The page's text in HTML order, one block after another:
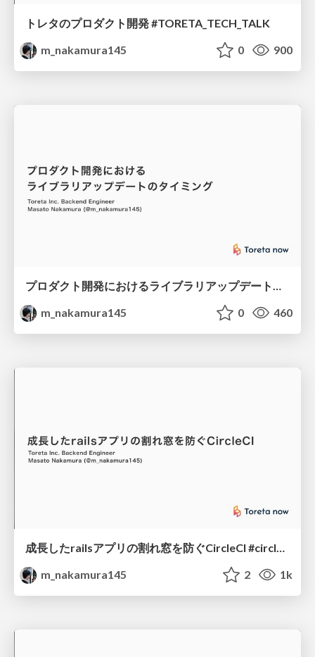
トレタのプロダクト開発 #TORETA_TECH_TALK
m_nakamura145
0 900
m_nakamura145
0 460
成長したrailsアプリの割れ窓を防ぐCircleCI #circlecijp
m_nakamura145
2 1k